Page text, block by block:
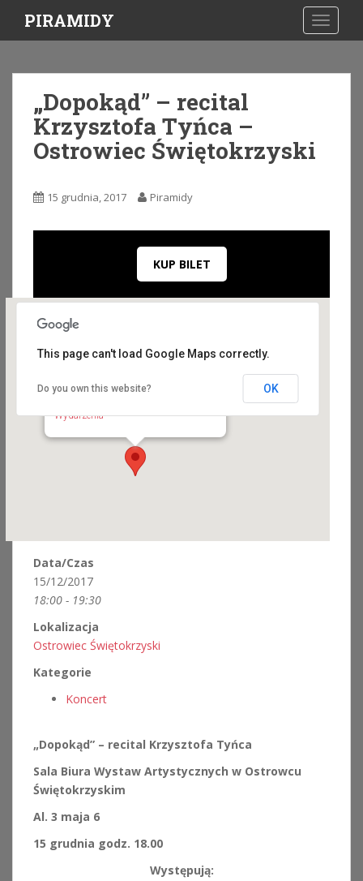
i
PIRAMIDY
„Dopokąd” – recital
Krzysztofa Tyńca –
Ostrowiec Świętokrzyski
15 grudnia, 2017 Piramidy
KUP BILET
Ostrowiec Świętokrzyski
Wydarzenia
This page can't load Google Maps correctly.
Do you own this website? OK
Data/Czas
15/12/2017
18:00 - 19:30
Lokalizacja
Ostrowiec Świętokrzyski
Kategorie
Koncert
„Dopokąd” – recital Krzysztofa Tyńca
Sala Biura Wystaw Artystycznych w Ostrowcu
Świętokrzyskim
Al. 3 maja 6
15 grudnia godz. 18.00
Występują: